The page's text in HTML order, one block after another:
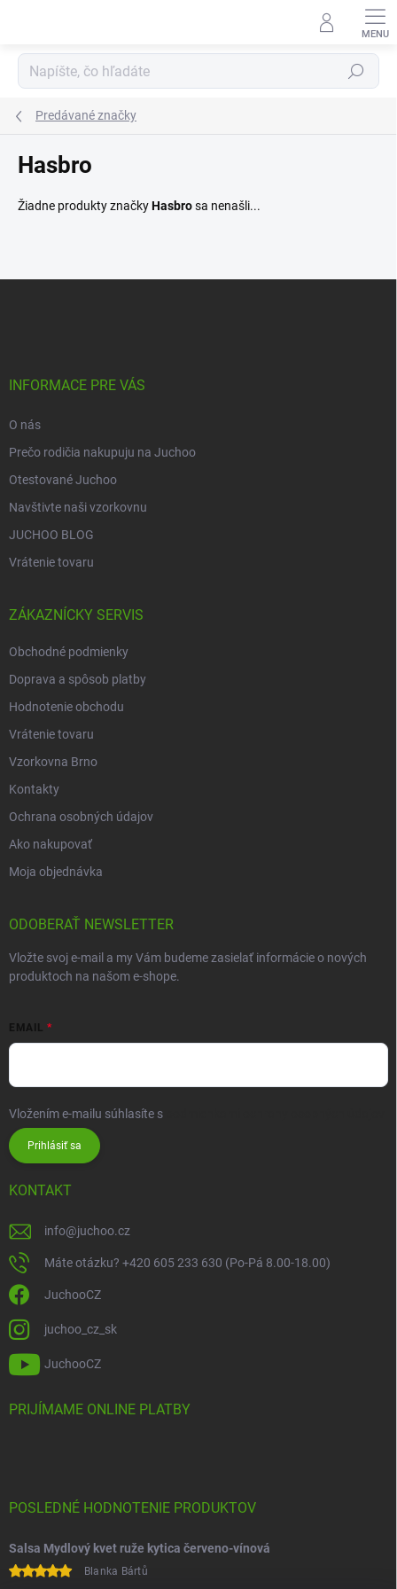
Hľadať
Predávané značky
Hasbro
Žiadne produkty značkyHasbrosa nenašli...
INFORMACE PRE VÁS
O nás
Prečo rodičia nakupuju na Juchoo
Otestované Juchoo
Navštivte naši vzorkovnu
JUCHOO BLOG
Vrátenie tovaru
ZÁKAZNÍCKY SERVIS
Obchodné podmienky
Doprava a spôsob platby
Hodnotenie obchodu
Vrátenie tovaru
Vzorkovna Brno
Kontakty
Ochrana osobných údajov
Ako nakupovať
Moja objednávka
ODOBERAŤ NEWSLETTER
Vložte svoj e-mail a my Vám budeme zasielať informácie o nových
produktoch na našom e-shope.
EMAIL
Vložením e-mailu súhlasíte s
Prihlásiť sa
KONTAKT
info@juchoo.cz
Máte otázku? +420 605 233 630 (Po-Pá 8.00-18.00)
JuchooCZ
juchoo_cz_sk
JuchooCZ
PRIJÍMAME ONLINE PLATBY
POSLEDNÉ HODNOTENIE PRODUKTOV
Salsa Mydlový kvet ruže kytica červeno-vínová
Blanka Bártů